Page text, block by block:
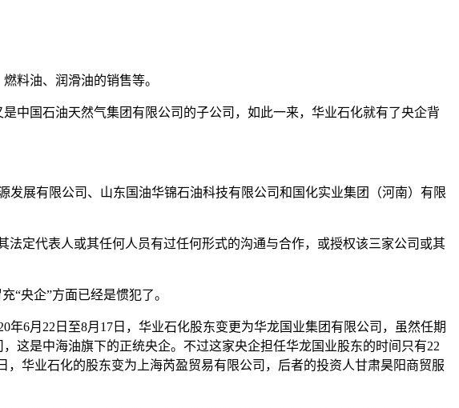
料油、润滑油的销售等。
中国石油天然气集团有限公司的子公司，如此一来，华业石化就有了央企背
展有限公司、山东国油华锦石油科技有限公司和国化实业集团（河南）有限
定代表人或其任何人员有过任何形式的沟通与合作，或授权该三家公司或其
“央企”方面已经是惯犯了。
6月22日至8月17日，华业石化股东变更为华龙国业集团有限公司，虽然任期
这是中海油旗下的正统央企。不过这家央企担任华龙国业股东的时间只有22
，华业石化的股东变为上海芮盈贸易有限公司，后者的投资人甘肃昊阳商贸服